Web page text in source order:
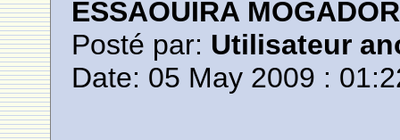
ESSAOUIRA MOGADOR
Posté par: Utilisateur
Date: 05 May 2009 :